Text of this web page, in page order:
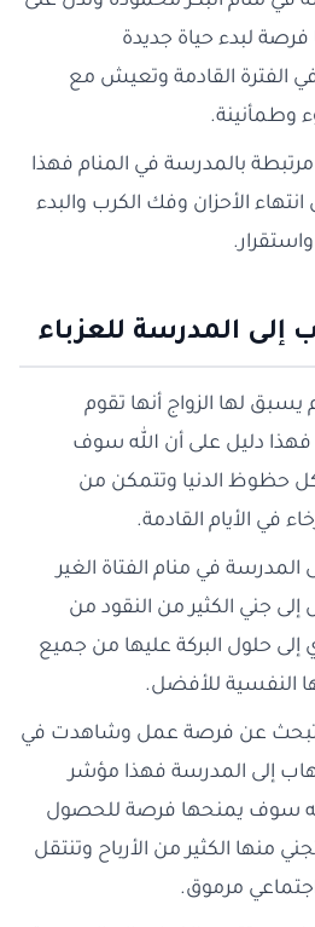
لبدء حياة جديدة
الفترة القادمة وتعيش مع
وطمأنينة.
مرتبطة بالمدرسة في المنام فهذا
انتهاء الأحزان وفك الكرب والبدء
إلى المدرسة للعزباء
يسبق لها الزواج أنها تقوم
فهذا دليل على أن الله سوف
حظوظ الدنيا وتتمكن من
في الأيام القادمة.
في منام الفتاة الغير
جني الكثير من النقود من
حلول البركة عليها من جميع
النفسية للأفضل.
تبحث عن فرصة عمل وشاهدت في
إلى المدرسة فهذا مؤشر
الله سوف يمنحها فرصة للحصول
منها الكثير من الأرباح وتنتقل
مرموق.